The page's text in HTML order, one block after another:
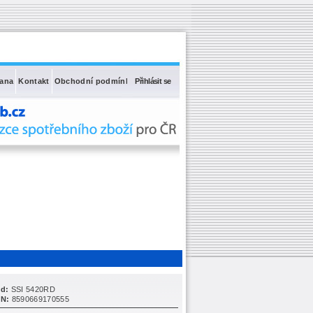
Přihlásit se
Kontakt Obchodní podmínky
SSI 5420RD
8590669170555